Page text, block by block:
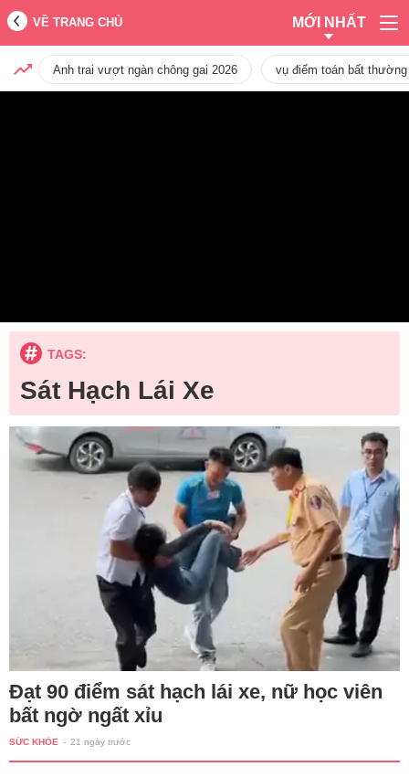
VỀ TRANG CHỦ MỚI NHẤT
Anh trai vượt ngàn chông gai 2026 vụ điểm toán bất
TAGS:
Sát Hạch Lái Xe
Đạt 90 điểm sát hạch lái xe, nữ học viên
bất ngờ ngất xỉu
SỨC KHỎE - 21 ngày trước